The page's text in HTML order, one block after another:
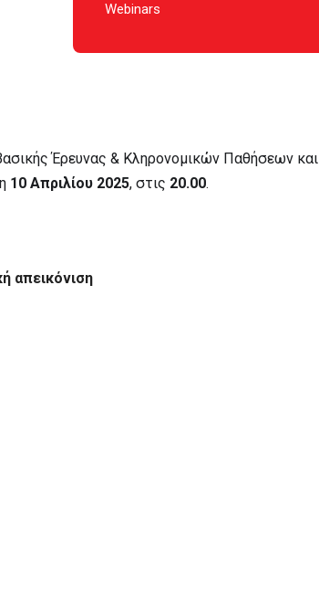
Webinars
Έρευνας & Κληρονομικών Παθήσεων και
10 Απριλίου 2025, στις 20.00.
απεικόνιση